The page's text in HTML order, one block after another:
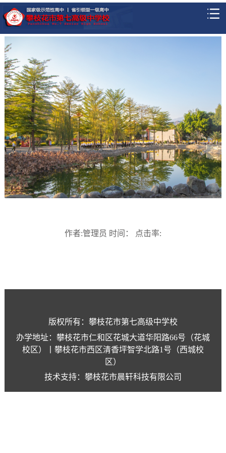
作者:管理员 时间： 点击率:
版权所有：攀枝花市第七高级中学校
办学地址：攀枝花市仁和区花城大道华阳路66号（花城
校区）丨攀枝花市西区清香坪智学北路1号（西城校
区）
技术支持：攀枝花市晨轩科技有限公司